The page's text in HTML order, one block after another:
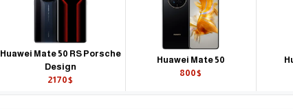
Huawei Mate 50
800$
Huawei Mate 50 RS Porsche
Design
2170$